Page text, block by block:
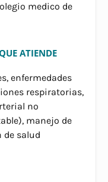
medico de
ATIENDE
enfermedades
respiratorias,
no
manejo de
de salud